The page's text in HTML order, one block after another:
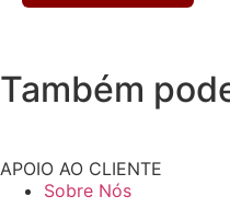
Também
APOIO AO CLIENTE
Sobre Nós